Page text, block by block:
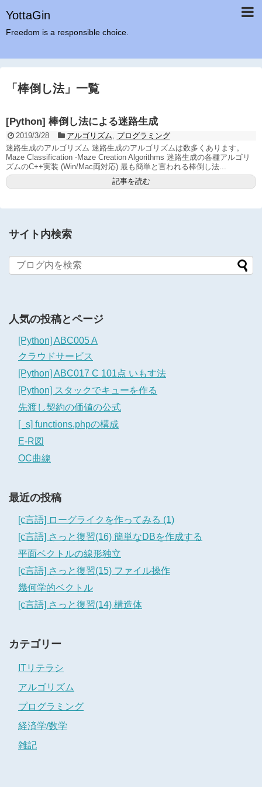
YottaGin
Freedom is a responsible choice.
「 棒倒し法」 一覧
[Python] 棒倒し法による迷路生成
2019/3/28 アルゴリズム
プログラミング
迷路生成のアルゴリズム 迷路生成のアルゴリズムは数多くあります。
Maze Classification -Maze Creation Algorithms 迷路生成の各種アルゴリ
ズムのC++実装 (Win/Mac両対応) 最も簡単と言われる棒倒し法...
記事を読む
サイト内検索
人気の投稿とページ
[Python] ABC005 A
クラウドサービス
[Python] ABC017 C 101点 いもす法
[Python] スタックでキューを作る
先渡し契約の価値の公式
[_s] functions.phpの構成
E-R図
OC曲線
最近の投稿
[c言語] ローグライクを作ってみる (1)
[c言語] さっと復習(16) 簡単なDBを作成する
平面ベクトルの線形独立
[c言語] さっと復習(15) ファイル操作
幾何学的ベクトル
[c言語] さっと復習(14) 構造体
カテゴリー
ITリテラシ
アルゴリズム
プログラミング
経済学/数学
雑記